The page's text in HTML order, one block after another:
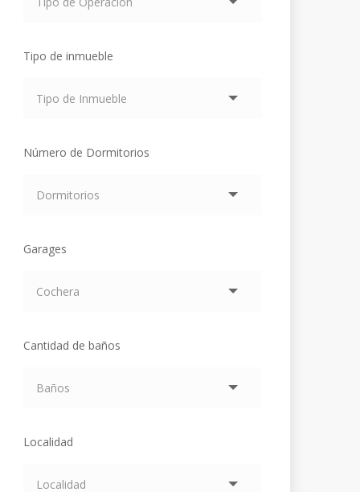
Tipo de inmueble
Número de Dormitorios
Garages
Cantidad de baños
Localidad